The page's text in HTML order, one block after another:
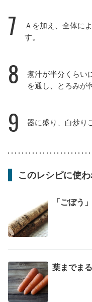
7
Ａを加え、全体に
す。
8
煮汁が半分くらい
を通し、とろみが
9 器に盛り、白炒り
このレシピに使
「ごぼう
葉までま